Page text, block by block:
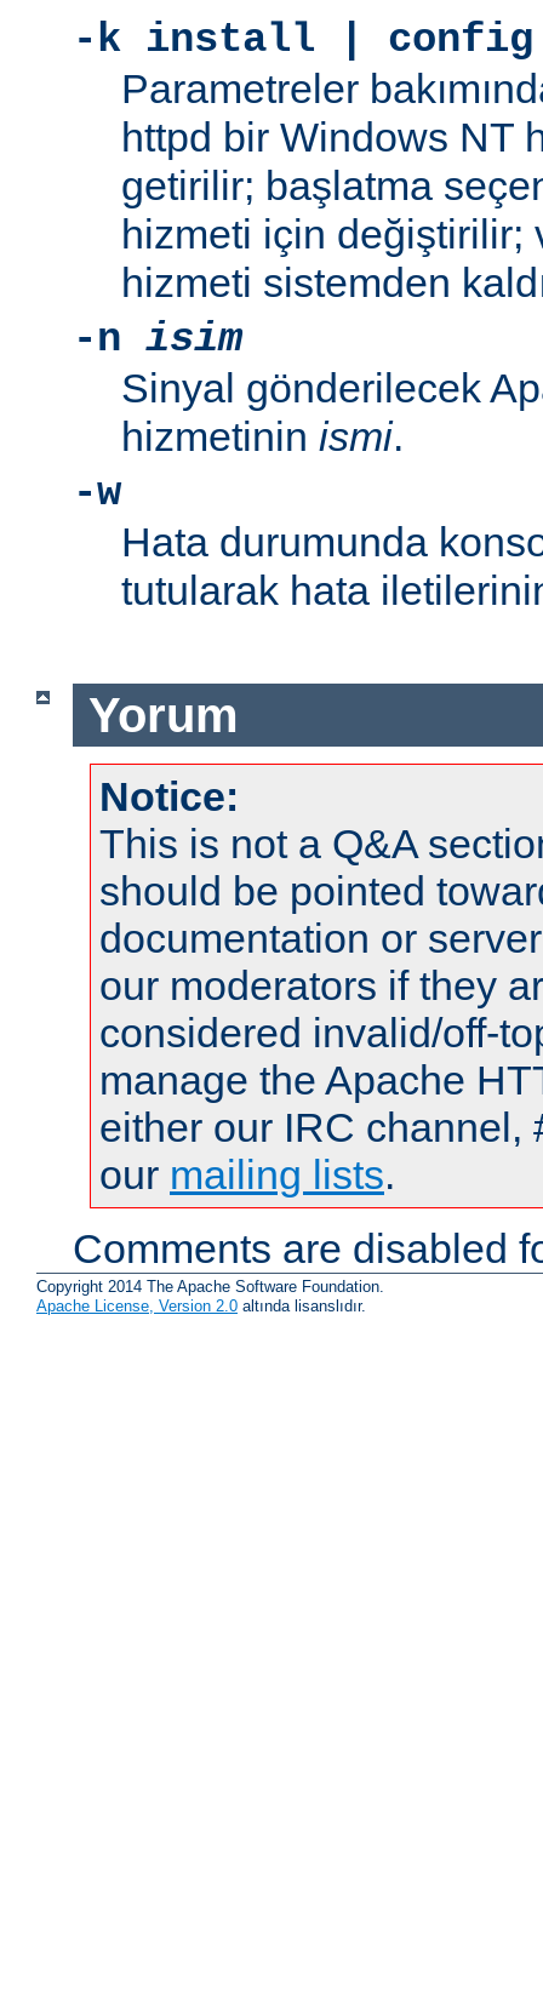
-k install |
Parametreler
httpd bir Windows NT
getirilir; başlatma
hizmeti için değiştirilir;
hizmeti sistemden
-n isim
Sinyal gönderilecek
hizmetinin ismi.
-w
Hata durumunda
tutularak hata
Yorum
Notice:
This is not a Q&A
should be pointed
documentation or
our moderators if they
considered invalid/off-
manage the Apache
either our IRC channel,
our mailing lists.
Comments are disabled
Copyright 2014 The Apache Software Foundation.
Apache License, Version 2.0 altında lisanslıdır.